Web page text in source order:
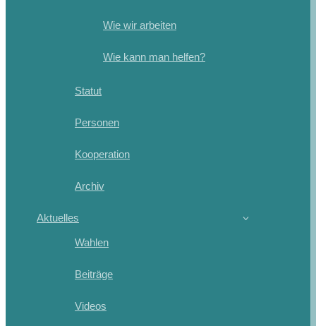
Wie wir arbeiten
Wie kann man helfen?
Statut
Personen
Kooperation
Archiv
Aktuelles
Wahlen
Beiträge
Videos